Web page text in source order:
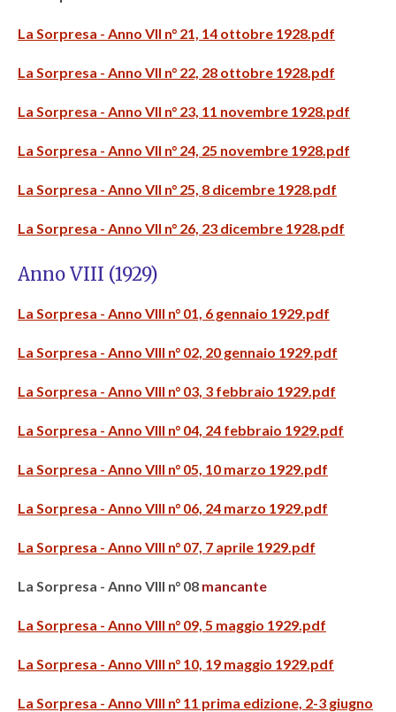
La Sorpresa - Anno VII n° 21, 14 ottobre 1928.pdf
La Sorpresa - Anno VII n° 22, 28 ottobre 1928.pdf
La Sorpresa - Anno VII n° 23, 11 novembre 1928.pdf
La Sorpresa - Anno VII n° 24, 25 novembre 1928.pdf
La Sorpresa - Anno VII n° 25, 8 dicembre 1928.pdf
La Sorpresa - Anno VII n° 26, 23 dicembre 1928.pdf
Anno VIII (1929)
La Sorpresa - Anno VIII n° 01, 6 gennaio 1929.pdf
La Sorpresa - Anno VIII n° 02, 20 gennaio 1929.pdf
La Sorpresa - Anno VIII n° 03, 3 febbraio 1929.pdf
La Sorpresa - Anno VIII n° 04, 24 febbraio 1929.pdf
La Sorpresa - Anno VIII n° 05, 10 marzo 1929.pdf
La Sorpresa - Anno VIII n° 06, 24 marzo 1929.pdf
La Sorpresa - Anno VIII n° 07, 7 aprile 1929.pdf
La Sorpresa - Anno VIII n° 08 mancante
La Sorpresa - Anno VIII n° 09, 5 maggio 1929.pdf
La Sorpresa - Anno VIII n° 10, 19 maggio 1929.pdf
La Sorpresa - Anno VIII n° 11 prima edizione, 2-3 giugno